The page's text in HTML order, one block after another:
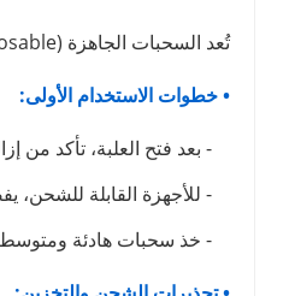
تُعد السحبات الجاهزة (Disposable) الحل العملي والأسهل لعشاق الفيب. لضمان استمتاعك بوضوح طعم نكهة الفيب لأطول فترة ممكنة والحفاظ على كفاءة الجهاز، ننصحك باتباع الدليل التالي:
• خطوات الاستخدام الأولى:
- بعد فتح العلبة، تأكد من
- للأجهزة القابلة للشحن،
- خذ سحبات هادئة